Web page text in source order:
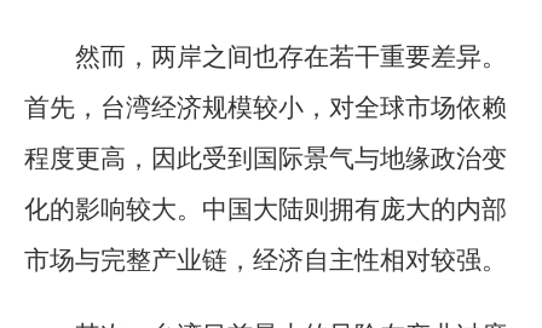
然而，两岸之间也存在若干重要差异。
首先，台湾经济规模较小，对全球市场依赖
程度更高，因此受到国际景气与地缘政治变
化的影响较大。中国大陆则拥有庞大的内部
市场与完整产业链，经济自主性相对较强。